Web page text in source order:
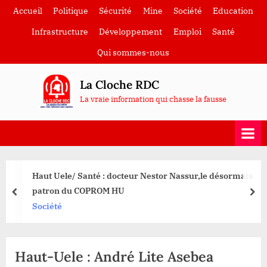
SkipAccueil Politique Sécurité Mine Société
Education
Infrastructure
Développement Emploi
Santé
Qui sommes-nous
La Cloche RDC
La vraie information qui chasse la fausse
Haut Uele/ Santé : docteur Nestor Nassur,le désormais
patron du COPROM HU
Société
prev
Haut-Uele : André Lite Asebea